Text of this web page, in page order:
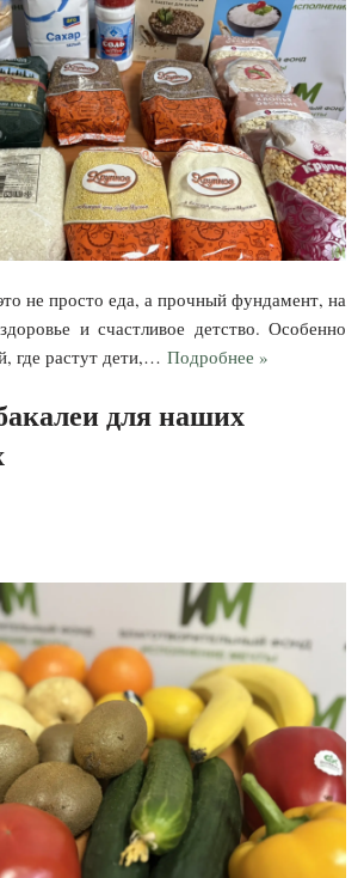
не просто еда, а прочный фундамент, на
и счастливое детство. Особенно
где растут дети,… Подробнее »
для наших